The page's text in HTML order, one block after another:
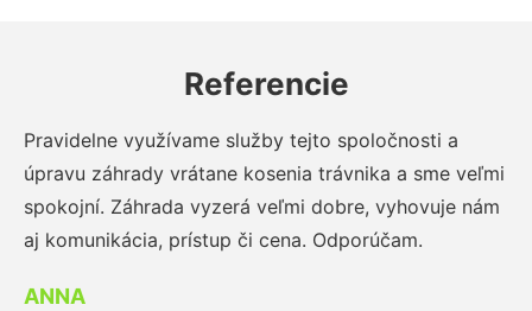
Referencie
Pravidelne využívame služby tejto spoločnosti a
úpravu záhrady vrátane kosenia trávnika a sme veľmi
spokojní. Záhrada vyzerá veľmi dobre, vyhovuje nám
aj komunikácia, prístup či cena. Odporúčam.
ANNA